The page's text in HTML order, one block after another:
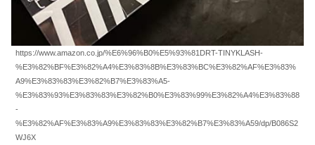
https://www.amazon.co.jp/%E6%96%B0%E5%93%81DRT-TINYKLASH-
%E3%82%BF%E3%82%A4%E3%83%8B%E3%83%BC%E3%82%AF%E3%83%
A9%E3%83%83%E3%82%B7%E3%83%A5-
%E3%83%93%E3%83%83%E3%82%B0%E3%83%99%E3%82%A4%E3%83%88
-
%E3%82%AF%E3%83%A9%E3%83%83%E3%82%B7%E3%83%A59/dp/B086S2
WJ6X